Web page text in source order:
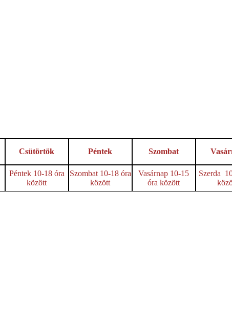
Csütörtök Péntek Szombat
Péntek 10-18 óra
között
Szombat 10-18 óra
között
Vasárnap 10-15
óra között
Szerda